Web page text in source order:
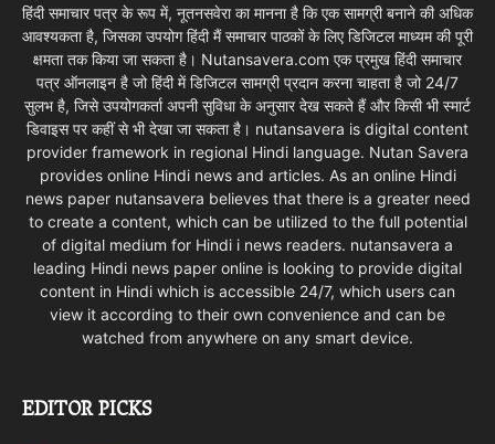
हिंदी समाचार पत्र के रूप में, नूतनसवेरा का मानना है कि एक सामग्री बनाने की अधिक
आवश्यकता है, जिसका उपयोग हिंदी मैं समाचार पाठकों के लिए डिजिटल माध्यम की पूरी
क्षमता तक किया जा सकता है। Nutansavera.com एक प्रमुख हिंदी समाचार
पत्र ऑनलाइन है जो हिंदी में डिजिटल सामग्री प्रदान करना चाहता है जो 24/7
सुलभ है, जिसे उपयोगकर्ता अपनी सुविधा के अनुसार देख सकते हैं और किसी भी स्मार्ट
डिवाइस पर कहीं से भी देखा जा सकता है। nutansavera is digital content
provider framework in regional Hindi language. Nutan Savera
provides online Hindi news and articles. As an online Hindi
news paper nutansavera believes that there is a greater need
to create a content, which can be utilized to the full potential
of digital medium for Hindi i news readers. nutansavera a
leading Hindi news paper online is looking to provide digital
content in Hindi which is accessible 24/7, which users can
view it according to their own convenience and can be
watched from anywhere on any smart device.
EDITOR PICKS